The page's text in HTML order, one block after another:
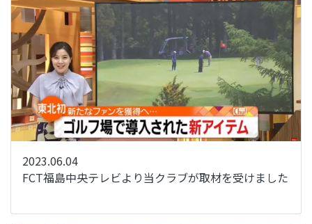
2023.06.04
FCT福島中央テレビより当クラブが取材を受けました